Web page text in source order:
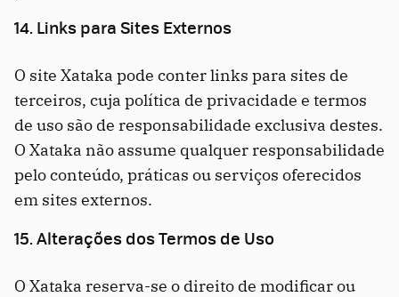
14. Links para Sites Externos
O site Xataka pode conter links para sites de
terceiros, cuja política de privacidade e termos
de uso são de responsabilidade exclusiva destes.
O Xataka não assume qualquer responsabilidade
pelo conteúdo, práticas ou serviços oferecidos
em sites externos.
15. Alterações dos Termos de Uso
O Xataka reserva-se o direito de modificar ou